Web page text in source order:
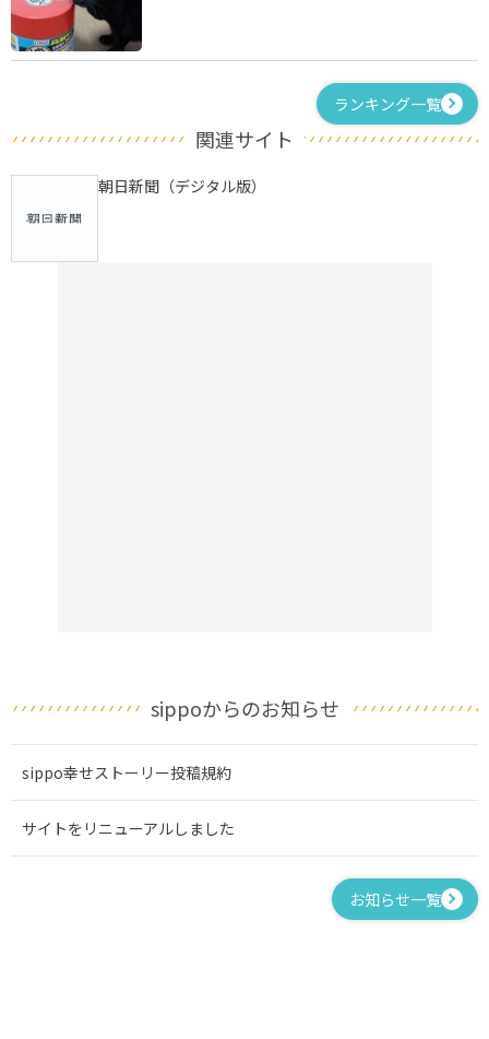
ランキング一覧
関連サイト
朝日新聞（デジタル版）
sippoからのお知らせ
sippo幸せストーリー投稿規約
サイトをリニューアルしました
お知らせ一覧